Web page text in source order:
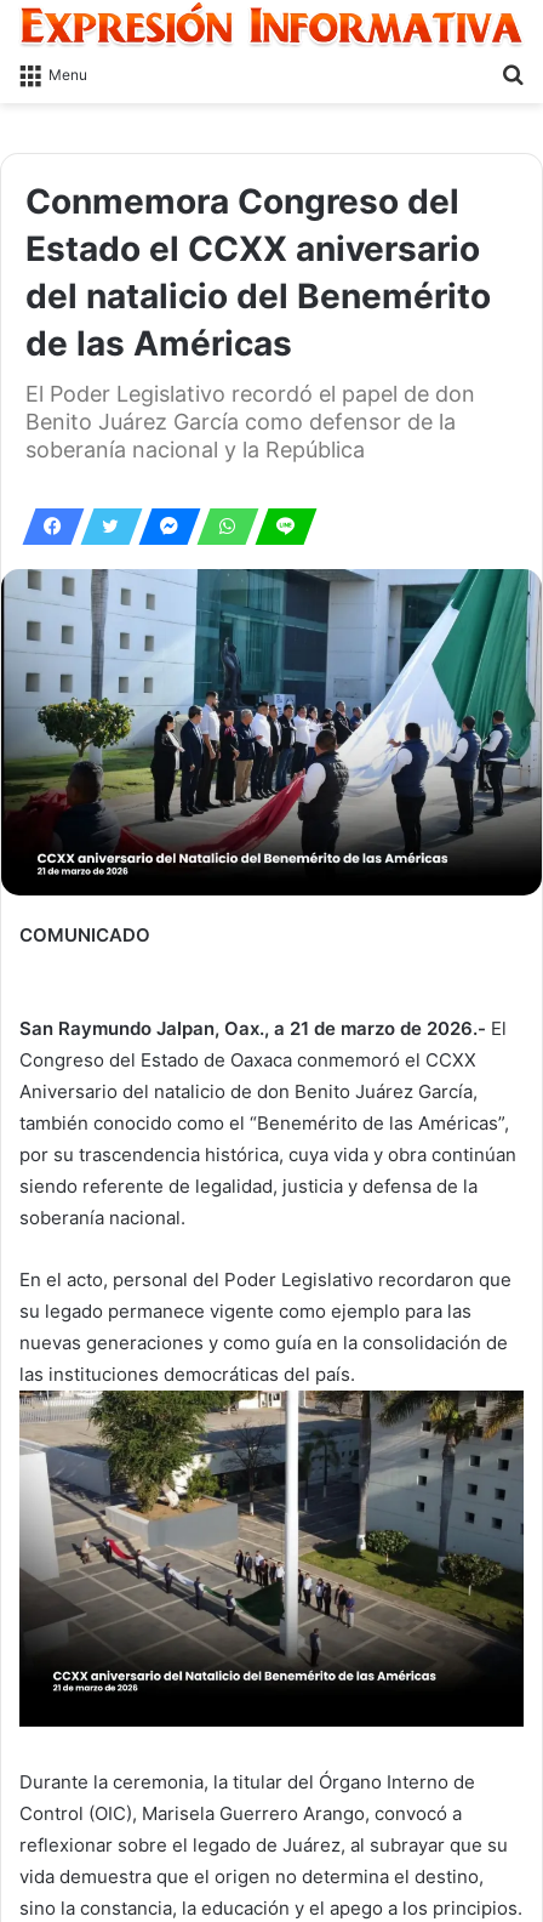
Menu
Conmemora Congreso del
Estado el CCXX aniversario
del natalicio del Benemérito
de las Américas
El Poder Legislativo recordó el papel de don
Benito Juárez García como defensor de la
soberanía nacional y la República
COMUNICADO
San Raymundo Jalpan, Oax., a 21 de marzo de 2026.- El
Congreso del Estado de Oaxaca conmemoró el CCXX
Aniversario del natalicio de don Benito Juárez García,
también conocido como el “Benemérito de las Américas”,
por su trascendencia histórica, cuya vida y obra continúan
siendo referente de legalidad, justicia y defensa de la
soberanía nacional.
En el acto, personal del Poder Legislativo recordaron que
su legado permanece vigente como ejemplo para las
nuevas generaciones y como guía en la consolidación de
las instituciones democráticas del país.
Durante la ceremonia, la titular del Órgano Interno de
Control (OIC), Marisela Guerrero Arango, convocó a
reflexionar sobre el legado de Juárez, al subrayar que su
vida demuestra que el origen no determina el destino,
sino la constancia, la educación y el apego a los principios.